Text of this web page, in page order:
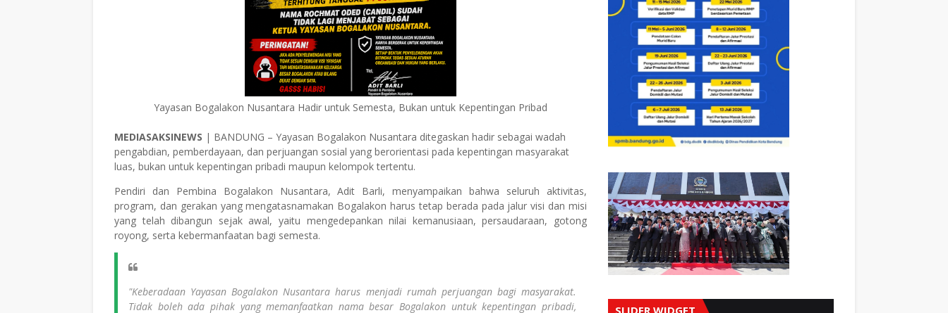
Yayasan Bogalakon Nusantara Hadir untuk Semesta, Bukan untuk Kepentingan Pribad
MEDIASAKSINEWS | BANDUNG – Yayasan Bogalakon Nusantara ditegaskan hadir sebagai wadah
pengabdian, pemberdayaan, dan perjuangan sosial yang berorientasi pada kepentingan masyarakat
luas, bukan untuk kepentingan pribadi maupun kelompok tertentu.
Pendiri dan Pembina Bogalakon Nusantara, Adit Barli, menyampaikan bahwa seluruh aktivitas,
program, dan gerakan yang mengatasnamakan Bogalakon harus tetap berada pada jalur visi dan misi
yang telah dibangun sejak awal, yaitu mengedepankan nilai kemanusiaan, persaudaraan, gotong
royong, serta kebermanfaatan bagi semesta.
"Keberadaan Yayasan Bogalakon Nusantara harus menjadi rumah perjuangan bagi masyarakat.
Tidak boleh ada pihak yang memanfaatkan nama besar Bogalakon untuk kepentingan pribadi,
SLIDER WIDGET